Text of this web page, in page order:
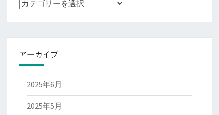
ブ
事
の
アーカイブ
2025年6月
2025年5月